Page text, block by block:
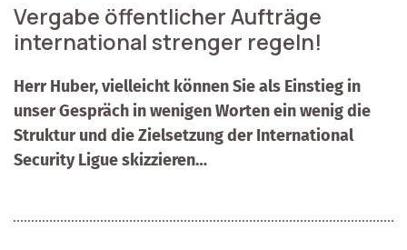
Vergabe öffentlicher Aufträge
international strenger regeln!
Herr Huber, vielleicht können Sie als Einstieg in
unser Gespräch in wenigen Worten ein wenig die
Struktur und die Zielsetzung der International
Security Ligue skizzieren…